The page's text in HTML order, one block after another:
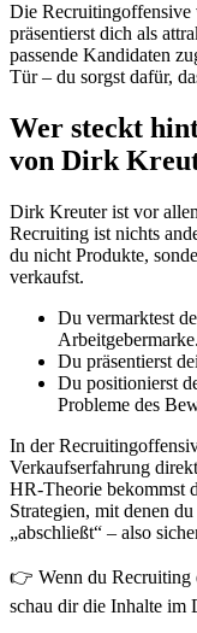
Die Recruitingoffensive
präsentierst dich als
passende Kandidaten
Tür – du sorgst dafür,
Wer steckt
von Dirk
Dirk Kreuter ist vor
Recruiting ist nichts
du nicht Produkte,
verkaufst.
Du vermarktest
Arbeitgebermarke.
Du präsentierst
Du positionierst
Probleme des
In der
Verkaufserfahrung
HR-Theorie bekommst
Strategien, mit denen
„abschließt“ – also
👉 Wenn du Recruiting
schau dir die Inhalte im